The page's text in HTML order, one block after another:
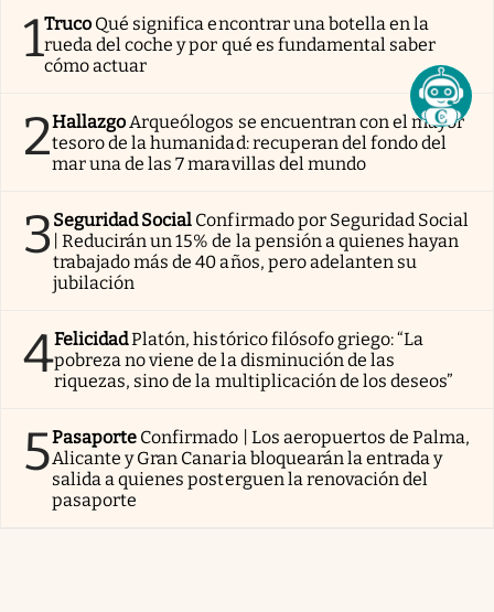
1Truco Qué significa encontrar una botella en la
rueda del coche y por qué es fundamental saber
cómo actuar
2Hallazgo Arqueólogos se encuentran con el mayor
tesoro de la humanidad: recuperan del fondo del
mar una de las 7 maravillas del mundo
3Seguridad Social Confirmado por Seguridad Social
| Reducirán un 15% de la pensión a quienes hayan
trabajado más de 40 años, pero adelanten su
jubilación
4FelicidadPlatón, histórico filósofo griego: “La
pobreza no viene de la disminución de las
riquezas, sino de la multiplicación de los deseos”
5Pasaporte Confirmado | Los aeropuertos de Palma,
Alicante y Gran Canaria bloquearán la entrada y
salida a quienes posterguen la renovación del
pasaporte